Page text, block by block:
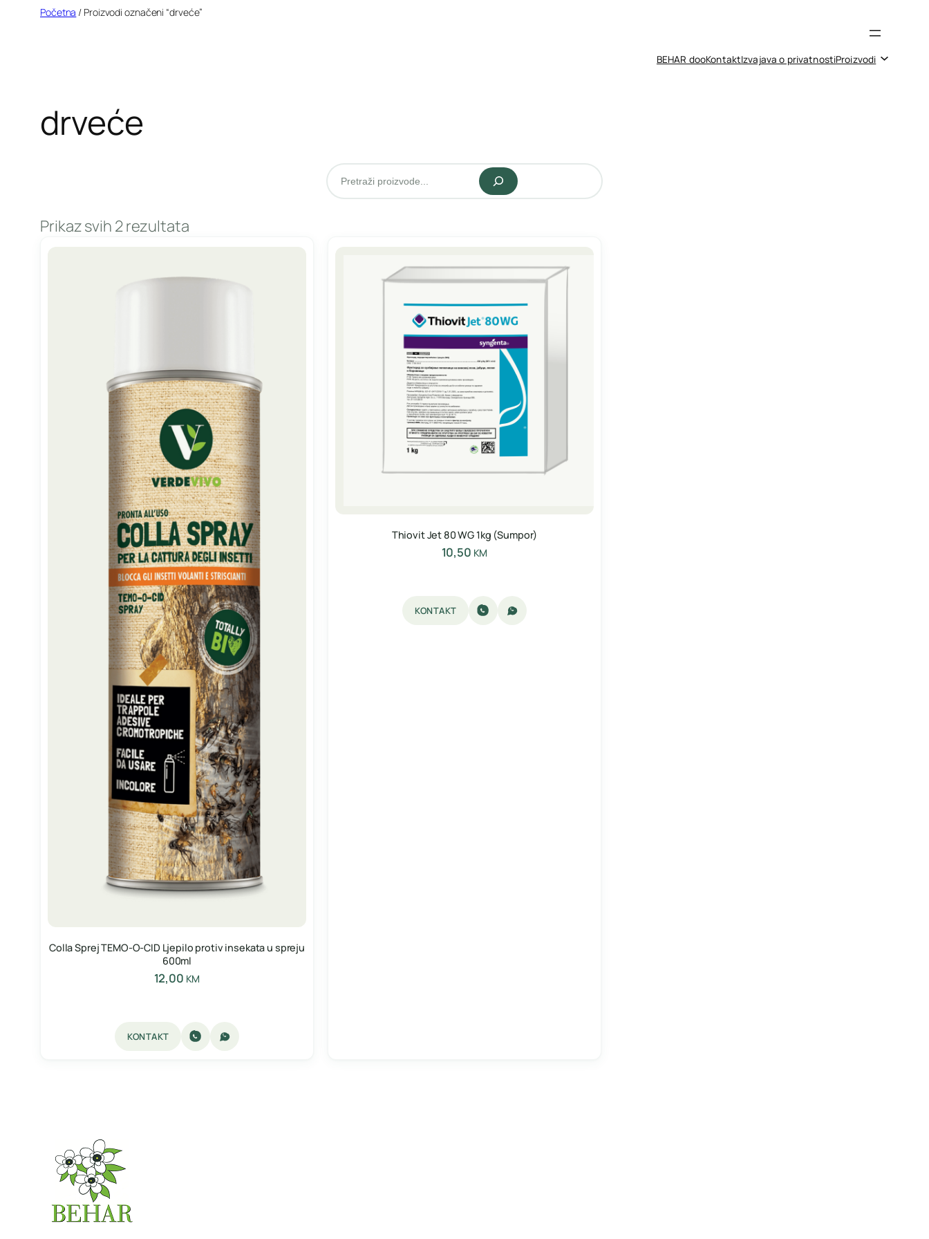
BEHAR dooKontaktIzvajava o privatnostiProizvodi
Početna / Proizvodi označeni “drveće”
drveće
Pretraži
Prikaz svih 2 rezultata
Colla Sprej TEMO-O-CID Ljepilo protiv insekata u spreju
600ml
12,00 KM
KONTAKT
Thiovit Jet 80 WG 1kg (Sumpor)
10,50 KM
KONTAKT